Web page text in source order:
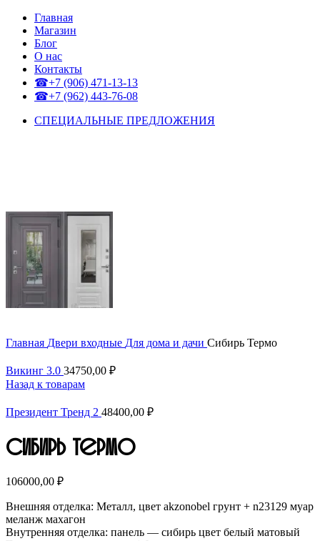
Главная
Магазин
Блог
О нас
Контакты
☎+7 (906) 471-13-13
☎+7 (962) 443-76-08
СПЕЦИАЛЬНЫЕ ПРЕДЛОЖЕНИЯ
Главная Двери входные Для дома и дачи Сибирь Термо
Викинг 3.0 34750,00 ₽
Назад к товарам
Президент Тренд 2 48400,00 ₽
Сибирь Термо
106000,00 ₽
Внешняя отделка: Металл, цвет akzonobel грунт + n23129 муар
меланж махагон
Внутренняя отделка: панель — сибирь цвет белый матовый